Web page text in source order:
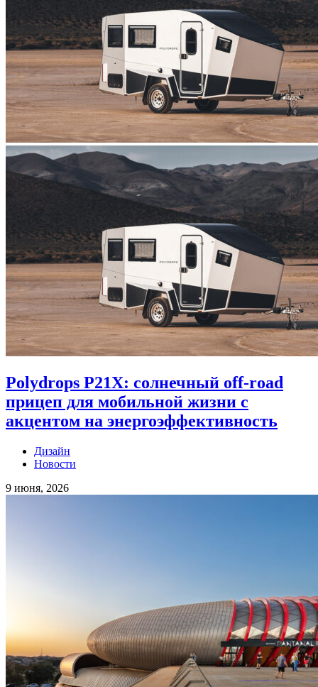
Polydrops P21X: солнечный off-road
прицеп для мобильной жизни с
акцентом на энергоэффективность
Дизайн
Новости
9 июня, 2026